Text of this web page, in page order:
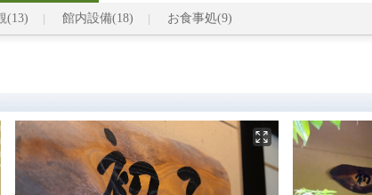
(13) 館内設備(18) お食事処(9)